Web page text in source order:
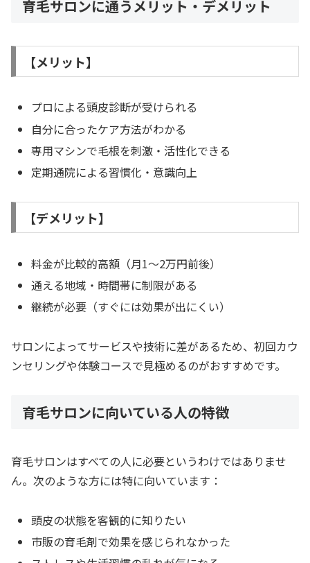
育毛サロンに通うメリット・デメリット
【メリット】
プロによる頭皮診断が受けられる
自分に合ったケア方法がわかる
専用マシンで毛根を刺激・活性化できる
定期通院による習慣化・意識向上
【デメリット】
料金が比較的高額（月1〜2万円前後）
通える地域・時間帯に制限がある
継続が必要（すぐには効果が出にくい）
サロンによってサービスや技術に差があるため、初回カウ
ンセリングや体験コースで見極めるのがおすすめです。
育毛サロンに向いている人の特徴
育毛サロンはすべての人に必要というわけではありませ
ん。次のような方には特に向いています：
頭皮の状態を客観的に知りたい
市販の育毛剤で効果を感じられなかった